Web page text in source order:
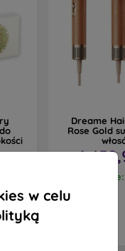
w celu
Dreame
Rose Gold
1
Na